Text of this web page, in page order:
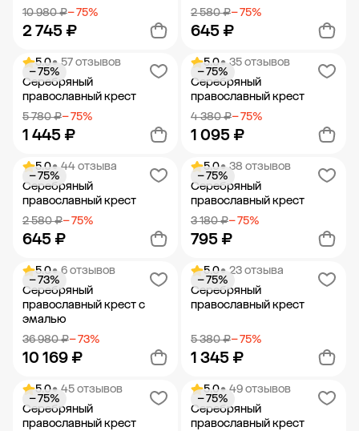
10 980 ₽− 75%
2 745 ₽
Добавить в корзину
2 580 ₽− 75%
645 ₽
Добавить в корзину
5.0• 57 отзывов
Серебряный
православный крест
5 780 ₽− 75%
1 445 ₽
− 75%
Добавить в корзину
5.0• 35 отзывов
Серебряный
православный крест
4 380 ₽− 75%
1 095 ₽
− 75%
Добавить в корзину
5.0• 44 отзыва
Серебряный
православный крест
2 580 ₽− 75%
645 ₽
− 75%
Добавить в корзину
5.0• 38 отзывов
Серебряный
православный крест
3 180 ₽− 75%
795 ₽
− 75%
Добавить в корзину
5.0• 6 отзывов
Серебряный
православный крест с
эмалью
36 980 ₽− 73%
10 169 ₽
− 73%
Добавить в корзину
5.0• 23 отзыва
Серебряный
православный крест
5 380 ₽− 75%
1 345 ₽
− 75%
Добавить в корзину
5.0• 45 отзывов
Серебряный
православный крест
− 75%
5.0• 49 отзывов
Серебряный
православный крест
− 75%